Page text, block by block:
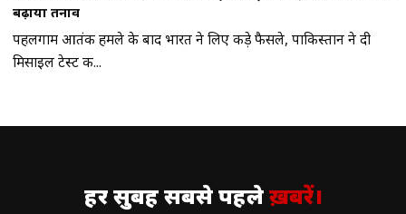
बढ़ाया तनाव
पहलगाम आतंकी हमले के बाद भारत ने लिए कड़े फैसले, पाकिस्तान ने दी
मिसाइल टेस्ट की...
हर सुबह सबसे पहलेख़बरें।